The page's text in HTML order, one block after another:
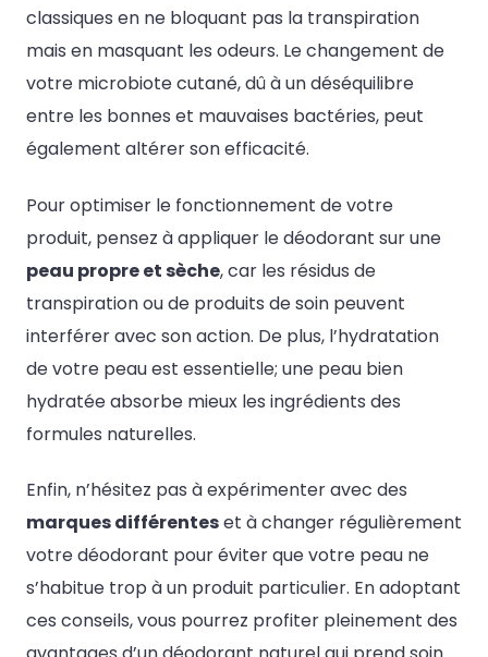
classiques en ne bloquant pas la transpiration
mais en masquant les odeurs. Le changement de
votre microbiote cutané, dû à un déséquilibre
entre les bonnes et mauvaises bactéries, peut
également altérer son efficacité.
Pour optimiser le fonctionnement de votre
produit, pensez à appliquer le déodorant sur une
peau propre et sèche, car les résidus de
transpiration ou de produits de soin peuvent
interférer avec son action. De plus, l’hydratation
de votre peau est essentielle; une peau bien
hydratée absorbe mieux les ingrédients des
formules naturelles.
Enfin, n’hésitez pas à expérimenter avec des
marques différenteset à changer régulièrement
votre déodorant pour éviter que votre peau ne
s’habitue trop à un produit particulier. En adoptant
ces conseils, vous pourrez profiter pleinement des